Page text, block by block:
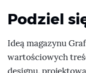
Podziel
Ideą magazynu
wartościowych